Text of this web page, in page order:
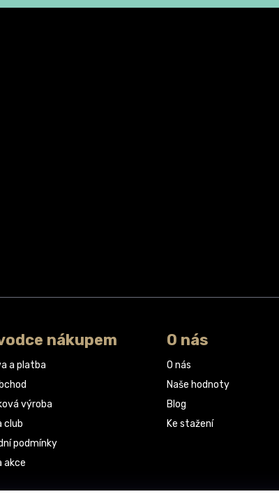
nákupem
a platba
výroba
club
podmínky
akce
O nás
O nás
Naše hodnoty
Blog
Ke stažení